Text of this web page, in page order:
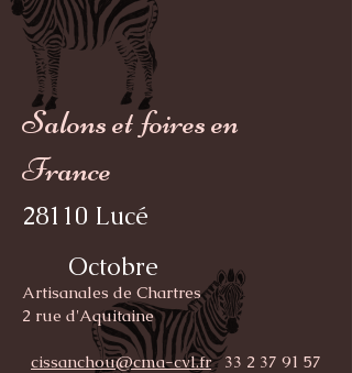
Salons et foires en
France
28110 Lucé
Octobre
Artisanales de Chartres
2 rue d'Aquitaine
cissanchou@cma-cvl.fr33 2 37 91 57